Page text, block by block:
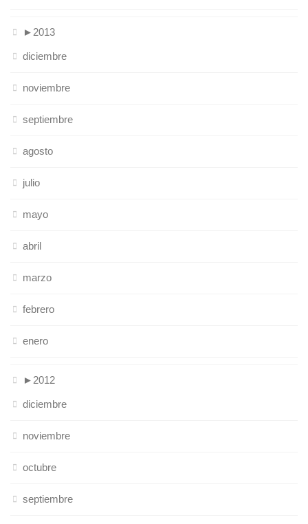
► 2013
diciembre
noviembre
septiembre
agosto
julio
mayo
abril
marzo
febrero
enero
► 2012
diciembre
noviembre
octubre
septiembre